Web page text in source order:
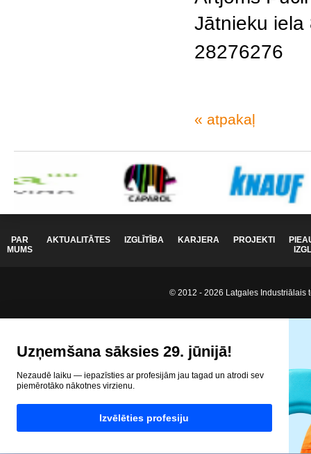
Jātnieku iela
28276276
« atpakaļ
PAR
MUMS
AKTUALITĀTES IZGLĪTĪBA KARJERA PROJEKTI
© 2012 - 2026 Latgales Industriālais
Uzņemšana sāksies 29. jūnijā!
Nezaudē laiku — iepazīsties ar profesijām jau tagad un atrodi sev
piemērotāko nākotnes virzienu.
Izvēlēties profesiju